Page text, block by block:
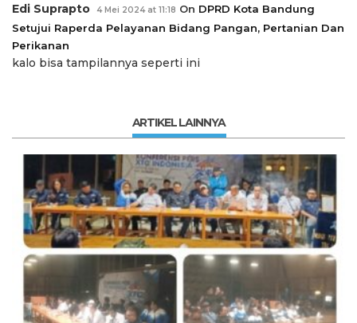
Edi Suprapto
4 Mei 2024 at 11:18 On DPRD Kota Bandung
Setujui Raperda Pelayanan Bidang Pangan, Pertanian Dan
Perikanan
kalo bisa tampilannya seperti ini
ARTIKEL LAINNYA